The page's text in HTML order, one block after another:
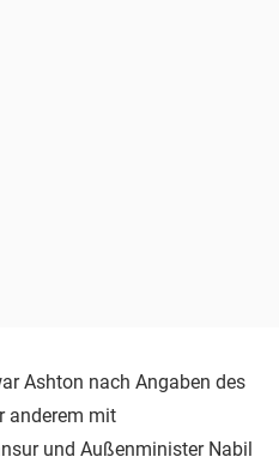
Ashton nach Angaben des
anderem mit
und Außenminister Nabil